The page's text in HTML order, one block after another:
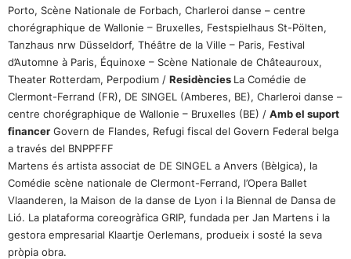
Porto, Scène Nationale de Forbach, Charleroi danse – centre
chorégraphique de Wallonie – Bruxelles, Festspielhaus St-Pölten,
Tanzhaus nrw Düsseldorf, Théâtre de la Ville – Paris, Festival
d’Automne à Paris, Équinoxe – Scène Nationale de Châteauroux,
Theater Rotterdam, Perpodium / Residències La Comédie de
Clermont-Ferrand (FR), DE SINGEL (Amberes, BE), Charleroi danse –
centre chorégraphique de Wallonie – Bruxelles (BE) / Amb el suport
financer Govern de Flandes, Refugi fiscal del Govern Federal belga
a través del BNPPFFF
Martens és artista associat de DE SINGEL a Anvers (Bèlgica), la
Comédie scène nationale de Clermont-Ferrand, l’Opera Ballet
Vlaanderen, la Maison de la danse de Lyon i la Biennal de Dansa de
Lió. La plataforma coreogràfica GRIP, fundada per Jan Martens i la
gestora empresarial Klaartje Oerlemans, produeix i sosté la seva
pròpia obra.